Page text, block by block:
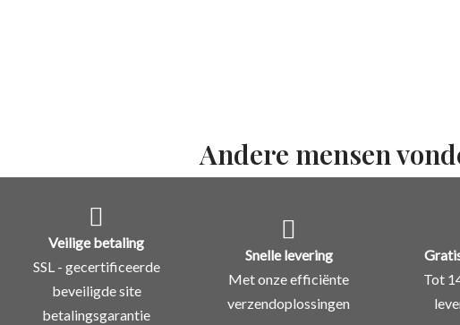
Andere mensen
Veilige betaling
SSL - gecertificeerde
beveiligde site
betalingsgarantie
Snelle levering
Met onze efficiënte
verzendoplossingen
Tot